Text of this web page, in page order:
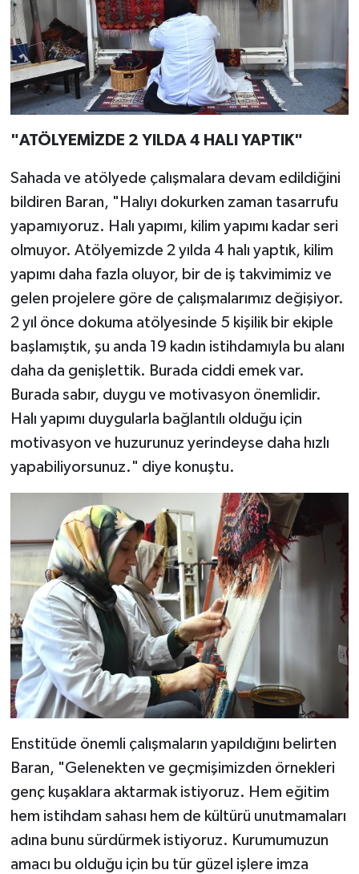
"ATÖLYEMİZDE 2 YILDA 4 HALI YAPTIK"
Sahada ve atölyede çalışmalara devam edildiğini
bildiren Baran, "Halıyı dokurken zaman tasarrufu
yapamıyoruz. Halı yapımı, kilim yapımı kadar seri
olmuyor. Atölyemizde 2 yılda 4 halı yaptık, kilim
yapımı daha fazla oluyor, bir de iş takvimimiz ve
gelen projelere göre de çalışmalarımız değişiyor.
2 yıl önce dokuma atölyesinde 5 kişilik bir ekiple
başlamıştık, şu anda 19 kadın istihdamıyla bu alanı
daha da genişlettik. Burada ciddi emek var.
Burada sabır, duygu ve motivasyon önemlidir.
Halı yapımı duygularla bağlantılı olduğu için
motivasyon ve huzurunuz yerindeyse daha hızlı
yapabiliyorsunuz." diye konuştu.
Enstitüde önemli çalışmaların yapıldığını belirten
Baran, "Gelenekten ve geçmişimizden örnekleri
genç kuşaklara aktarmak istiyoruz. Hem eğitim
hem istihdam sahası hem de kültürü unutmamaları
adına bunu sürdürmek istiyoruz. Kurumumuzun
amacı bu olduğu için bu tür güzel işlere imza